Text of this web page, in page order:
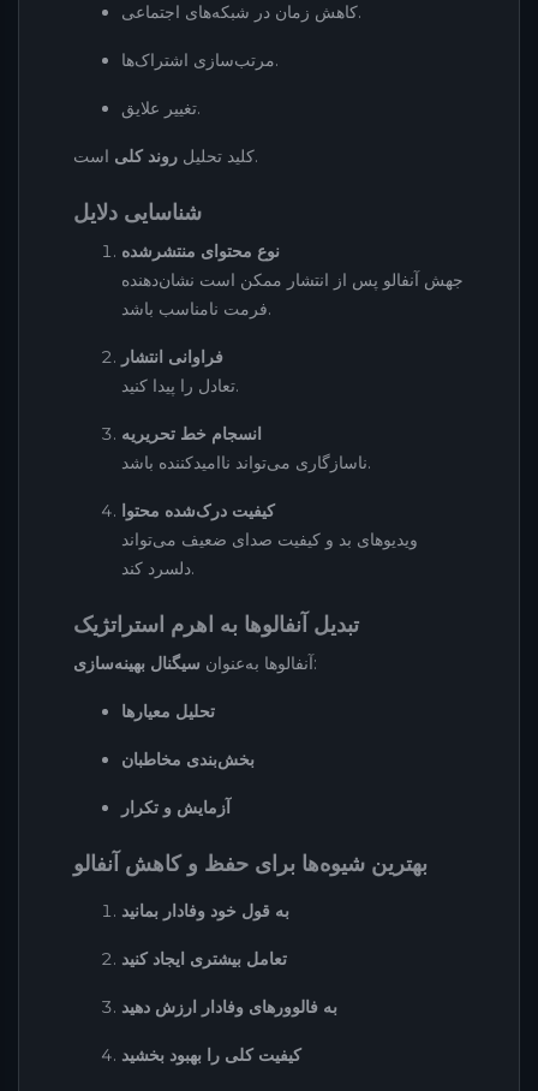
کاهش زمان در شبکه‌های اجتماعی.
مرتب‌سازی اشتراک‌ها.
تغییر علایق.
کلید تحلیل روند کلی است.
شناسایی دلایل
نوع محتوای منتشرشده
جهش آنفالو پس از انتشار ممکن است نشان‌دهنده
فرمت نامناسب باشد.
فراوانی انتشار
تعادل را پیدا کنید.
انسجام خط تحریریه
ناسازگاری می‌تواند ناامیدکننده باشد.
کیفیت درک‌شده محتوا
ویدیوهای بد و کیفیت صدای ضعیف می‌تواند
دلسرد کند.
تبدیل آنفالوها به اهرم استراتژیک
آنفالوها به‌عنوان سیگنال بهینه‌سازی :
تحلیل معیارها
بخش‌بندی مخاطبان
آزمایش و تکرار
بهترین شیوه‌ها برای حفظ و کاهش آنفالو
به قول خود وفادار بمانید
تعامل بیشتری ایجاد کنید
به فالوورهای وفادار ارزش دهید
کیفیت کلی را بهبود بخشید